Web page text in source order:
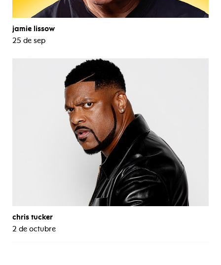
jamie lissow
25 de sep
chris tucker
2 de octubre